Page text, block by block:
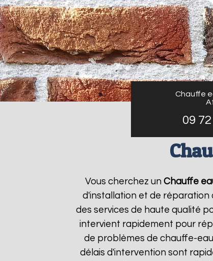
Chauffe
09
Vous cherchez un Chauffe
d'installation et de réparation
des services de haute qualité
intervient rapidement pour
de problèmes de chauffe-
délais d'intervention sont